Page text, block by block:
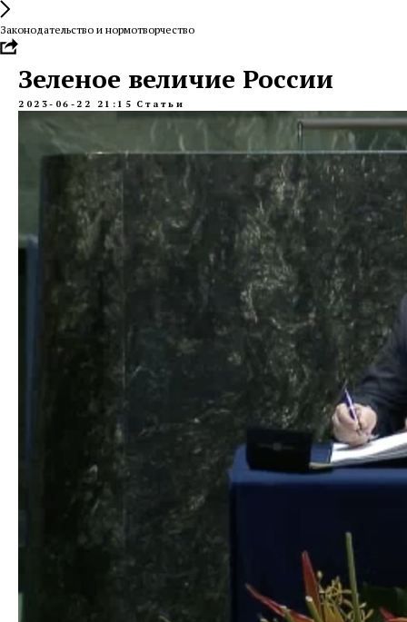
Законодательство и нормотворчество
Зеленое величие России
2023-06-22 21:15 Статьи